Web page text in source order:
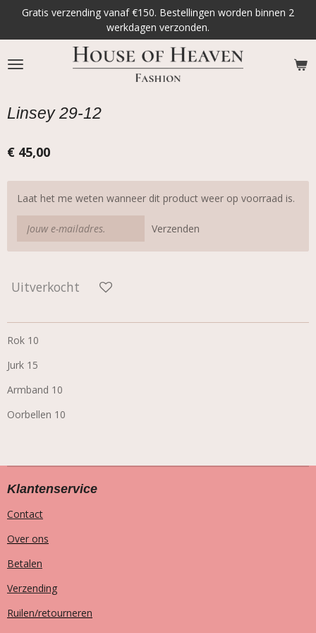
naar
de
hoofdinhoud
Gratis verzending vanaf €150. Bestellingen worden binnen 2
werkdagen verzonden.
Linsey 29-12
€ 45,00
Laat het me weten wanneer dit product weer op voorraad is.
Verzenden
Uitverkocht
Rok 10
Jurk 15
Armband 10
Oorbellen 10
Klantenservice
Contact
Over ons
Betalen
Verzending
Ruilen/retourneren